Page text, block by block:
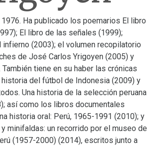
Ha publicado los poemarios El libro
El libro de las señales (1999);
infierno (2003); el volumen recopilatorio
de José Carlos Yrigoyen (2005) y
También tiene en su haber las crónicas
del fútbol de Indonesia (2009) y
Una historia de la selección peruana
así como los libros documentales
historia oral: Perú, 1965-1991 (2010); y
minifaldas: un recorrido por el museo de
(1957-2000) (2014), escritos junto a